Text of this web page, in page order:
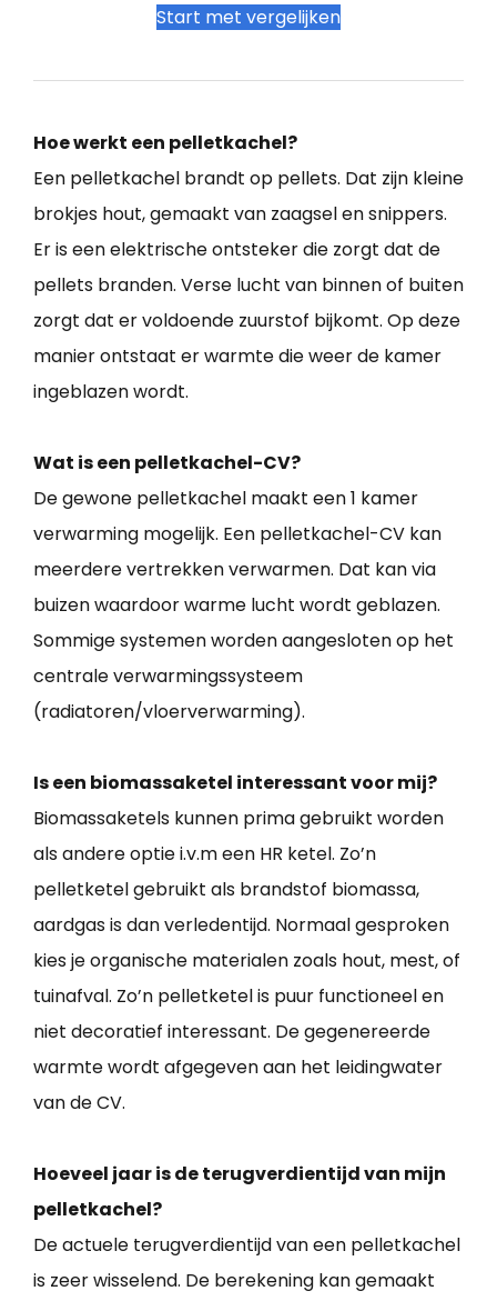
Start met vergelijken
Hoe werkt een pelletkachel?
Een pelletkachel brandt op pellets. Dat zijn kleine
brokjes hout, gemaakt van zaagsel en snippers.
Er is een elektrische ontsteker die zorgt dat de
pellets branden. Verse lucht van binnen of buiten
zorgt dat er voldoende zuurstof bijkomt. Op deze
manier ontstaat er warmte die weer de kamer
ingeblazen wordt.
Wat is een pelletkachel-CV?
De gewone pelletkachel maakt een 1 kamer
verwarming mogelijk. Een pelletkachel-CV kan
meerdere vertrekken verwarmen. Dat kan via
buizen waardoor warme lucht wordt geblazen.
Sommige systemen worden aangesloten op het
centrale verwarmingssysteem
(radiatoren/vloerverwarming).
Is een biomassaketel interessant voor mij?
Biomassaketels kunnen prima gebruikt worden
als andere optie i.v.m een HR ketel. Zo’n
pelletketel gebruikt als brandstof biomassa,
aardgas is dan verledentijd. Normaal gesproken
kies je organische materialen zoals hout, mest, of
tuinafval. Zo’n pelletketel is puur functioneel en
niet decoratief interessant. De gegenereerde
warmte wordt afgegeven aan het leidingwater
van de CV.
Hoeveel jaar is de terugverdientijd van mijn
pelletkachel?
De actuele terugverdientijd van een pelletkachel
is zeer wisselend. De berekening kan gemaakt